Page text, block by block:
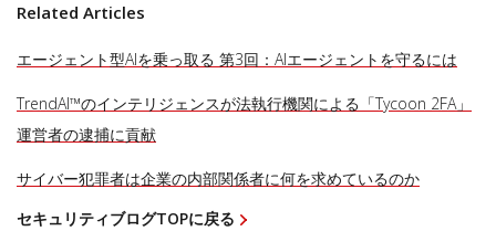
Related Articles
エージェント型AIを乗っ取る 第3回：AIエージェントを守るには
TrendAI™のインテリジェンスが法執行機関による「Tycoon 2FA」
運営者の逮捕に貢献
サイバー犯罪者は企業の内部関係者に何を求めているのか
セキュリティブログTOPに戻る